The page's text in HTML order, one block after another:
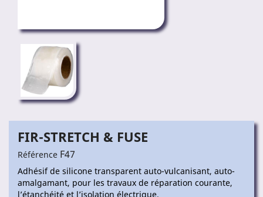
FIR-STRETCH & FUSE
Référence F47
Adhésif de silicone transparent auto-vulcanisant, auto-
amalgamant, pour les travaux de réparation courante,
l’étanchéité et l’isolation électrique.